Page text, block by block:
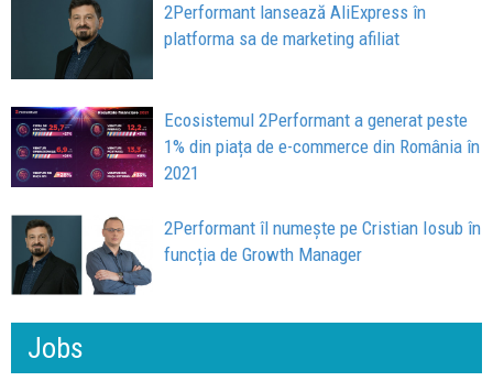
2Performant lansează AliExpress în
platforma sa de marketing afiliat
Ecosistemul 2Performant a generat peste
1% din piața de e-commerce din România în
2021
2Performant îl numește pe Cristian Iosub în
funcția de Growth Manager
Jobs